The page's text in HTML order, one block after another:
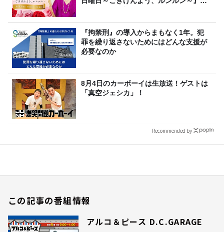
『拘禁刑』の導入からまもなく1年。犯
罪を繰り返さないためにはどんな支援が
必要なのか
8月4日のカーボーイは生放送！ゲストは
「真空ジェシカ」！
Recommended by
この記事の番組情報
アルコ＆ピース D.C.GARAGE